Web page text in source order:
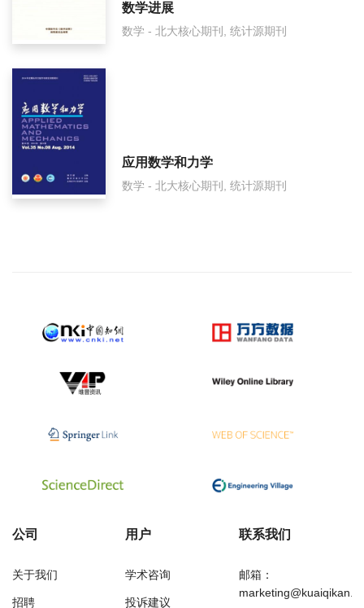
数学进展
数学 - 北大核心期刊, 统计源期刊
应用数学和力学
数学 - 北大核心期刊, 统计源期刊
公司
关于我们
招聘
用户
学术咨询
投诉建议
联系我们
邮箱：